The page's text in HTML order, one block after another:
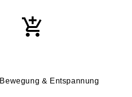
Bewegung & Entspannung